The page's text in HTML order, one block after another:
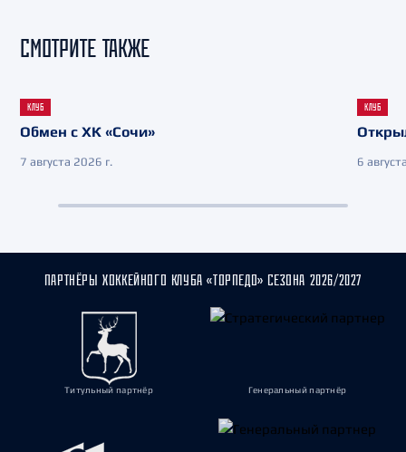
СМОТРИТЕ ТАКЖЕ
КЛУБ
Обмен с ХК «Сочи»
7 августа 2026 г.
КЛУБ
6
ПАРТНЁРЫ ХОККЕЙНОГО КЛУБА «ТОРПЕДО» СЕЗОНА 2026/2027
Титульный партнёр Генеральный партнёр